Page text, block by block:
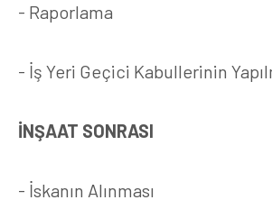
- Raporlama
- İş Yeri Geçici Kabullerinin
İNŞAAT SONRASI
- İskanın Alınması